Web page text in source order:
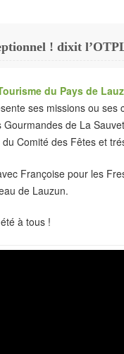
! dixit
du Pays de
ses missions ou
de La
Comité des Fêtes et
Françoise pour les
de Lauzun.
à tous !